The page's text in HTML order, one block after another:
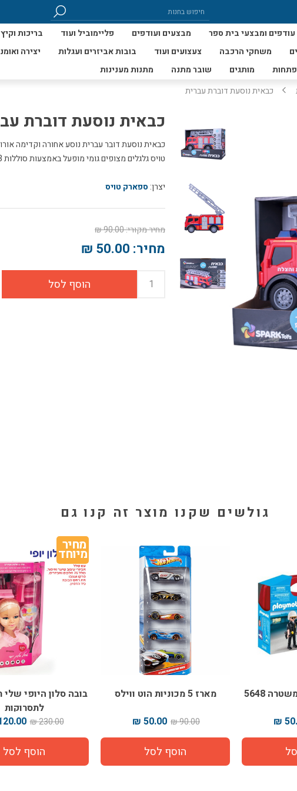
עודפים ומבצעי בית ספר מבצעים ועודפים פליימוביל ועוד בריכות וקיץ
משחקי הרכבה צעצועים ועוד בובות אביזרים ועגלות
יצירה
מותגים שובר מתנה מתנות מענינות
כבאית נוסעת דוברת עברית
כבאית נוסעת דוברת
כבאית נוסעת דובר עברית נוסע אחורה וקדימה
טויס גלגלים מצופים גומי מופעל באמצעות סוללות AAA*3
יצרן: ספארק טויס
מחיר מקורי:90.00 ₪
מחיר: 50.00 ₪
גולשים שקנו מוצר זה קנו גם
5648 מארז 5 מכוניות הוט ווילס
90.00 ₪
50.00 ₪
מחיר
מיוחד
בובה סלון היופי
לתסרוקות
230.00 ₪
₪